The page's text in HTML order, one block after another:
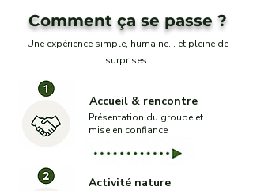
Comment ça se passe ?
Une expérience simple, humaine… et pleine de
surprises.
Accueil & rencontre
Présentation du groupe et
mise en confiance
Activité nature